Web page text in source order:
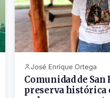
José Enrique Ortega
Comunidad de San
preserva histórica